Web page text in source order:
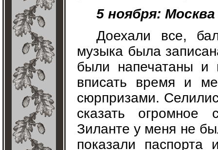
5 ноября:
Доехали все,
музыка была
были напечатаны и
вписать время и
сюрпризами.
сказать огромное
Зиланте у меня не
показали